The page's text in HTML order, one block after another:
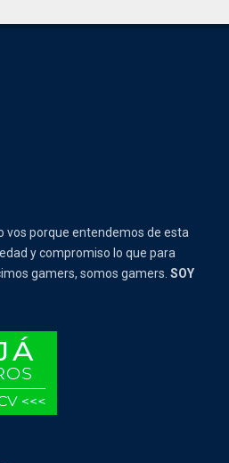
vos porque entendemos de esta
y compromiso lo que para
gamers, somos gamers. SOY